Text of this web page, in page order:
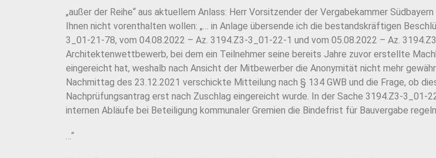
„außer der Reihe“ aus aktuellem Anlass: Herr Vorsitzender der Vergabekammer
Ihnen nicht vorenthalten wollen: „… in Anlage übersende ich die bestandskräftigen
3_01-21-78, vom 04.08.2022 – Az. 3194.Z3-3_01-22-1 und vom 05.08.2022 – Az.
Architektenwettbewerb, bei dem ein Teilnehmer seine bereits Jahre zuvor erstellte
eingereicht hat, weshalb nach Ansicht der Mitbewerber die Anonymität nicht mehr
Nachmittag des 23.12.2021 verschickte Mitteilung nach § 134 GWB und die Frage, ob
Nachprüfungsantrag erst nach Zuschlag eingereicht wurde. In der Sache 3194.Z3-3_01-
internen Abläufe bei Beteiligung kommunaler Gremien die Bindefrist für Bauvergabe
…“